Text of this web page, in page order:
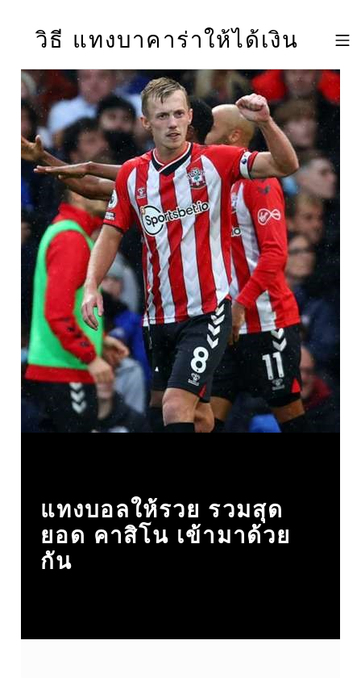
วิธี แทงบาคาร่าให้ได้เงิน MOBILE
แทงบอลให้รวย รวมสุด
ยอด คาสิโน เข้ามาด้วย
กัน